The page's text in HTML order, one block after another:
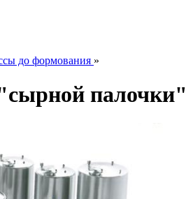
до формования »
палочки"